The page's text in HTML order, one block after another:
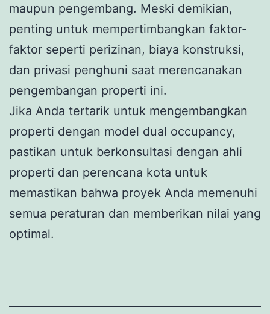
maupun pengembang. Meski demikian,
penting untuk mempertimbangkan faktor-
faktor seperti perizinan, biaya konstruksi,
dan privasi penghuni saat merencanakan
pengembangan properti ini.
Jika Anda tertarik untuk mengembangkan
properti dengan model dual occupancy,
pastikan untuk berkonsultasi dengan ahli
properti dan perencana kota untuk
memastikan bahwa proyek Anda memenuhi
semua peraturan dan memberikan nilai yang
optimal.